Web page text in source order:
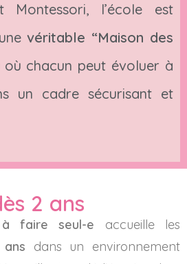
Montessori, l’école est
véritable “Maison des
où chacun peut évoluer à
un cadre sécurisant et
2 ans
à faire seul-e accueille les
dans un environnement